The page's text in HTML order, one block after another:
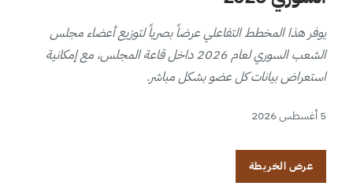
يوفر هذا المخطط التفاعلي عرضاً بصرياً لتوزيع أعضاء مجلس
الشعب السوري لعام 2026 داخل قاعة المجلس، مع إمكانية
استعراض بيانات كل عضو بشكل مباشر.
5 أغسطس 2026
عرض الخريطة